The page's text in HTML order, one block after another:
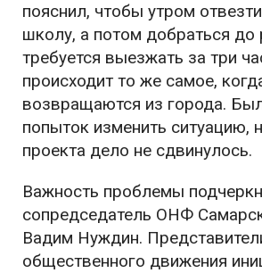
пояснил, чтобы утром
школу, а потом добраться до
требуется выезжать за три
происходит то же самое,
возвращаются из города.
попыток изменить ситуацию,
проекта дело не сдвинулось.
Важность проблемы
сопредседатель ОНФ
Вадим Нуждин.
общественного движения